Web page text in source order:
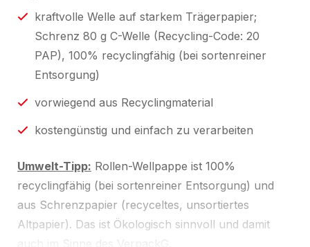
kraftvolle Welle auf starkem Trägerpapier;
Schrenz 80 g C-Welle (Recycling-Code: 20
PAP), 100% recyclingfähig (bei sortenreiner
Entsorgung)
vorwiegend aus Recyclingmaterial
kostengünstig und einfach zu verarbeiten
Umwelt-Tipp: Rollen-Wellpappe ist 100%
recyclingfähig (bei sortenreiner Entsorgung) und
aus Schrenzpapier (recyceltes, unsortiertes
Altpapier). Das ist Ökologisch sinnvoll und damit
auch im Sinne des VerpackG.